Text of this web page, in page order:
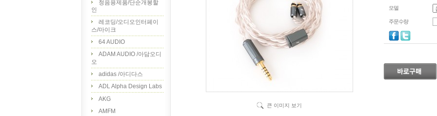
청음용제품/단순개봉할
인
레코딩/오디오인터페이
스/마이크
64 AUDIO
ADAM AUDIO /아담오디
오
adidas /아디다스
ADL Alpha Design Labs
AKG
AMFM
큰 이미지 보기
모델
주문수량